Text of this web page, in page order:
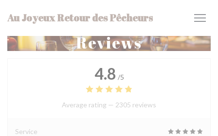
Au Joyeux Retour des Pêcheurs
Reviews
4.8 /5
Average rating — 2305 reviews
Service